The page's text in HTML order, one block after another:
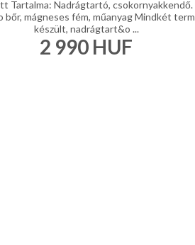
Tartalma: Nadrágtartó, csokornyakkendő.
bőr, mágneses fém, műanyag Mindkét
készült, nadrágtart&o ...
2 990 HUF